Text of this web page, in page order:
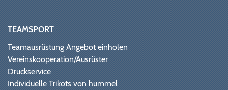
TEAMSPORT
Teamausrüstung Angebot einholen
Vereinskooperation/Ausrüster
Druckservice
Individuelle Trikots von hummel